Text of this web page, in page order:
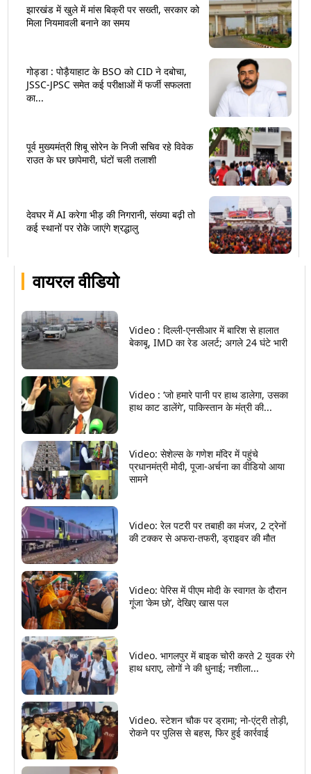
वायरल वीडियो
Video : दिल्ली-एनसीआर में बारिश से हालात
बेकाबू, IMD का रेड अलर्ट; अगले 24 घंटे भारी
Video : ‘जो हमारे पानी पर हाथ डालेगा, उसका
हाथ काट डालेंगे’, पाकिस्तान के मंत्री की...
Video: सेशेल्स के गणेश मंदिर में पहुंचे
प्रधानमंत्री मोदी, पूजा-अर्चना का वीडियो आया
सामने
Video: रेल पटरी पर तबाही का मंजर, 2 ट्रेनों
की टक्कर से अफरा-तफरी, ड्राइवर की मौत
Video: पेरिस में पीएम मोदी के स्वागत के दौरान
गूंजा ‘केम छो’, देखिए खास पल
Video. भागलपुर में बाइक चोरी करते 2 युवक रंगे
हाथ धराए, लोगों ने की धुनाई; नशीला...
Video. स्टेशन चौक पर ड्रामा; नो-एंट्री तोड़ी,
रोकने पर पुलिस से बहस, फिर हुई कार्रवाई
झारखंड में खुले में मांस बिक्री पर सख्ती, सरकार को
मिला नियमावली बनाने का समय
गोड्डा : पोड़ैयाहाट के BSO को CID ने दबोचा,
JSSC-JPSC समेत कई परीक्षाओं में फर्जी सफलता
का...
पूर्व मुख्यमंत्री शिबू सोरेन के निजी सचिव रहे विवेक
राउत के घर छापेमारी, घंटों चली तलाशी
देवघर में AI करेगा भीड़ की निगरानी, संख्या बढ़ी तो
कई स्थानों पर रोके जाएंगे श्रद्धालु